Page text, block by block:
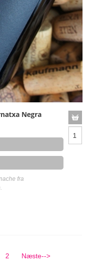
Negra
fra
2 Næste-->